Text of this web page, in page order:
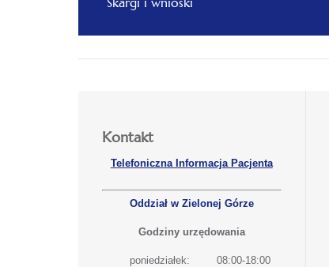
Kontakt
Telefoniczna Informacja Pacjenta
Oddział w Zielonej Górze
Godziny urzędowania
poniedziałek:
08:00-18:00